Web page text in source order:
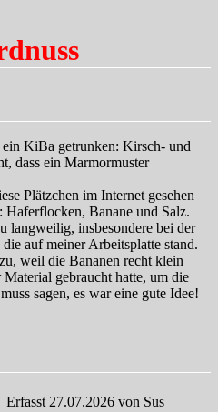
KiBa getrunken: Kirsch- und
dass ein Marmormuster
Plätzchen im Internet gesehen
Haferflocken, Banane und Salz.
langweilig, insbesondere bei der
auf meiner Arbeitsplatte stand.
weil die Bananen recht klein
gebraucht hatte, um die
sagen, es war eine gute Idee!
Erfasst 27.07.2026 von Sus